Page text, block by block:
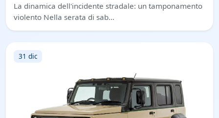
La dinamica dell'incidente stradale: un tamponamento
violento Nella serata di sab…
31 dic